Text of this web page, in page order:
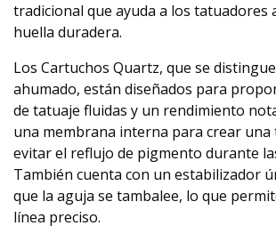
tradicional que ayuda a los tatuadores
huella duradera.
Los Cartuchos Quartz, que se
ahumado, están diseñados para
de tatuaje fluidas y un rendimiento
una membrana interna para crear una
evitar el reflujo de pigmento durante
También cuenta con un estabilizador
que la aguja se tambalee, lo que
línea preciso.